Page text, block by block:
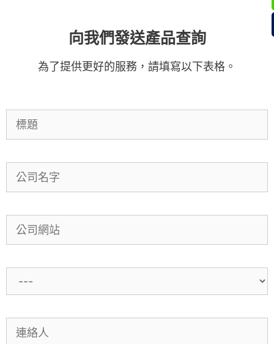
向我們發送產品查詢
為了提供更好的服務，請填寫以下表格。